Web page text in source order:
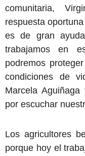
comunitaria,
respuesta
es de gran
trabajamos en
podremos
condiciones de
Marcela
por escuchar
Los agricultores
porque hoy el